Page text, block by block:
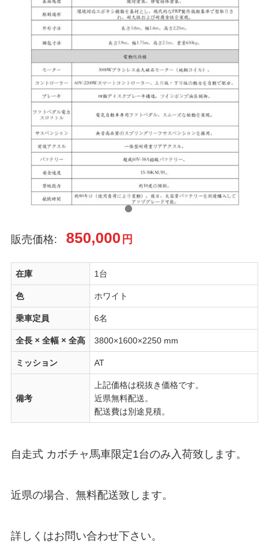
販売価格: 850,000 円
在庫 1台
色 ホワイト
乗車定員 6名
全長 × 全幅 × 全高 3800×1600×2250 mm
ミッション AT
備考
上記価格は税抜き価格です。
近県無料配送。
配送費は別途見積。
自走式 カボチャ馬車限定1台のみ入荷致します。
近県の場合、無料配送致します。
詳しくはお問い合わせ下さい。